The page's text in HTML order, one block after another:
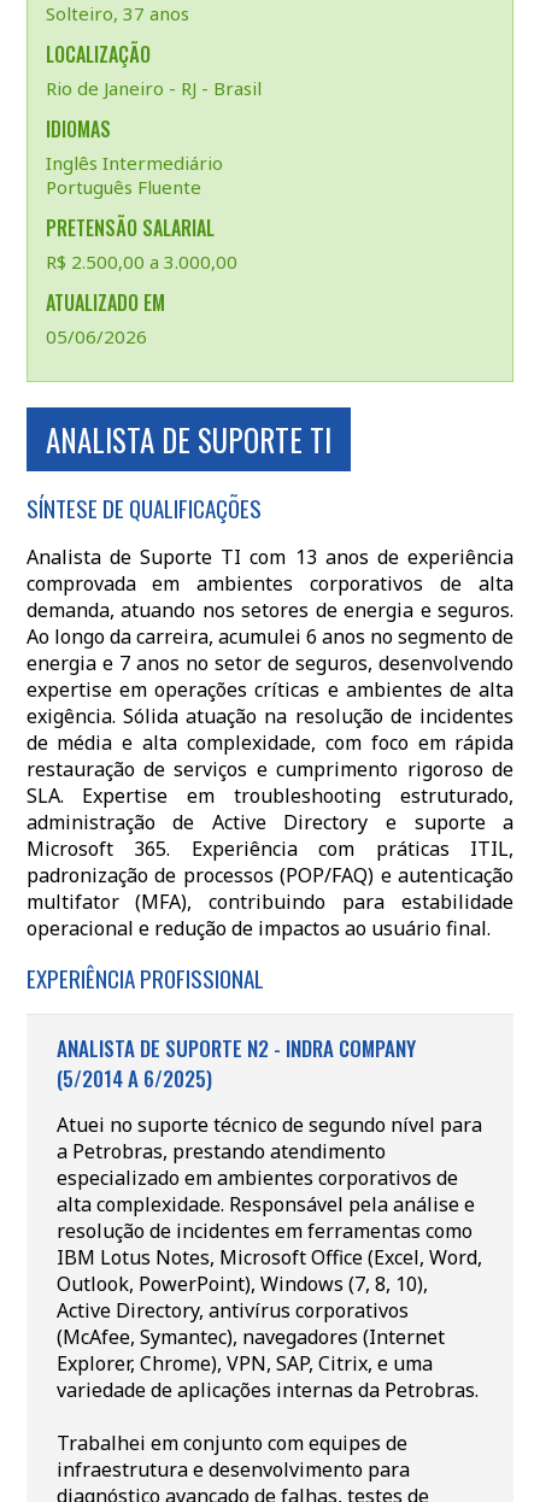
Solteiro, 37 anos
LOCALIZAÇÃO
Rio de Janeiro - RJ - Brasil
IDIOMAS
Inglês Intermediário
Português Fluente
PRETENSÃO SALARIAL
R$ 2.500,00 a 3.000,00
ATUALIZADO EM
05/06/2026
ANALISTA DE SUPORTE TI
SÍNTESE DE QUALIFICAÇÕES
Analista de Suporte TI com 13 anos de experiência
comprovada em ambientes corporativos de alta
demanda, atuando nos setores de energia e seguros.
Ao longo da carreira, acumulei 6 anos no segmento de
energia e 7 anos no setor de seguros, desenvolvendo
expertise em operações críticas e ambientes de alta
exigência. Sólida atuação na resolução de incidentes
de média e alta complexidade, com foco em rápida
restauração de serviços e cumprimento rigoroso de
SLA. Expertise em troubleshooting estruturado,
administração de Active Directory e suporte a
Microsoft 365. Experiência com práticas ITIL,
padronização de processos (POP/FAQ) e autenticação
multifator (MFA), contribuindo para estabilidade
operacional e redução de impactos ao usuário final.
EXPERIÊNCIA PROFISSIONAL
ANALISTA DE SUPORTE N2 - INDRA COMPANY
(5/2014 A 6/2025)
Atuei no suporte técnico de segundo nível para
a Petrobras, prestando atendimento
especializado em ambientes corporativos de
alta complexidade. Responsável pela análise e
resolução de incidentes em ferramentas como
IBM Lotus Notes, Microsoft Office (Excel, Word,
Outlook, PowerPoint), Windows (7, 8, 10),
Active Directory, antivírus corporativos
(McAfee, Symantec), navegadores (Internet
Explorer, Chrome), VPN, SAP, Citrix, e uma
variedade de aplicações internas da Petrobras.
Trabalhei em conjunto com equipes de
infraestrutura e desenvolvimento para
diagnóstico avançado de falhas, testes de